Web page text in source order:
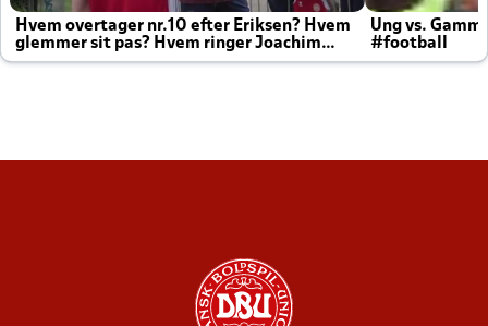
Hvem overtager nr.10 efter Eriksen? Hvem
glemmer sit pas? Hvem ringer Joachim
altid til efter kampe?
Ung vs.
#football